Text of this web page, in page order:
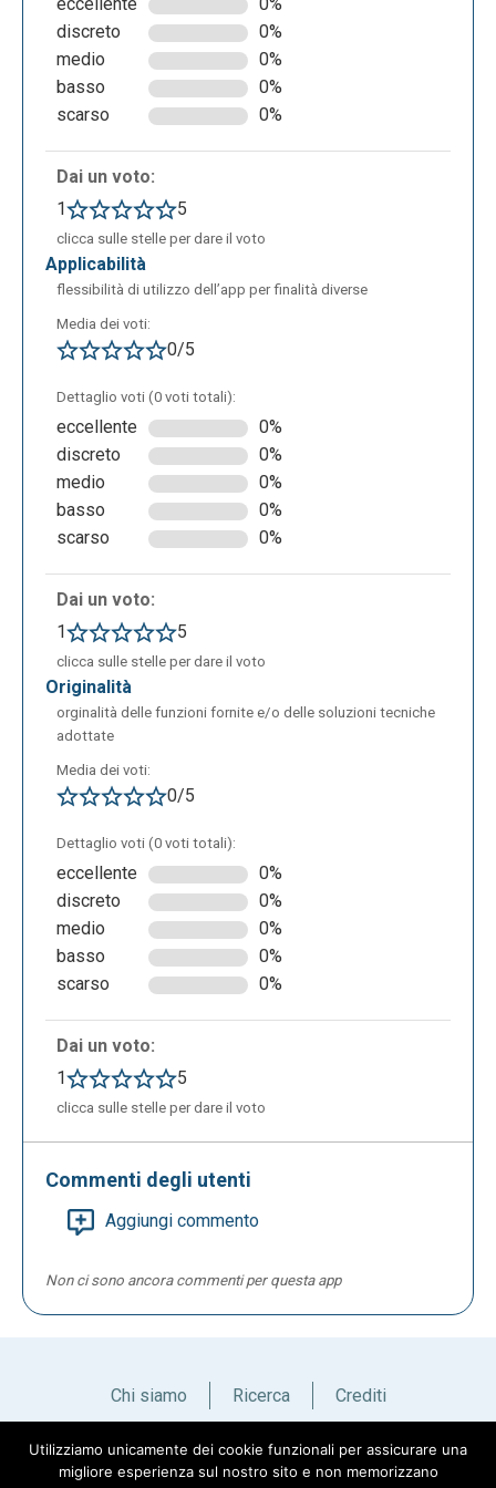
creati, inclusa la mappa concettuale, il riassunto e le
Flashcards, possono essere condivisi tramite link
diretto, via e-mail o via QR Code.
concettuali che consentono di schematizzare e
organizzare le informazioni in modo visivo;
favorire l’apprendimento personalizzato, grazie
alla creazioni di prodotti personalizzabili;
studenti con disturbi dell'apprendimento, la
possibilità di usufruire degli strumenti più adatti
alle loro esigenze.
discreto
0%
medio
0%
basso
0%
scarso
0%
Dai un voto:
1
5
clicca sulle stelle per dare il voto
applicabilità
flessibilità di utilizzo dell’app per finalità diverse
Media dei voti:
0/5
Dettaglio voti (0 voti totali):
eccellente
0%
discreto
0%
medio
0%
basso
0%
scarso
0%
Dai un voto:
1
5
clicca sulle stelle per dare il voto
originalità
orginalità delle funzioni fornite e/o delle soluzioni tecniche
adottate
Media dei voti:
0/5
Dettaglio voti (0 voti totali):
eccellente
0%
discreto
0%
medio
0%
basso
0%
scarso
0%
Dai un voto:
1
5
clicca sulle stelle per dare il voto
Commenti degli utenti
Aggiungi commento
Non ci sono ancora commenti per questa app
Chi siamo Ricerca Crediti
Italiano English
Utilizziamo unicamente dei cookie funzionali per assicurare una
migliore esperienza sul nostro sito e non memorizzano